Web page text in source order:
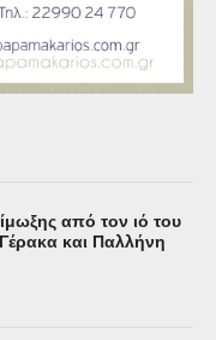
από τον ιό του
και Παλλήνη